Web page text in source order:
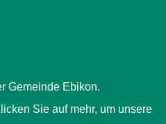
Gemeinde Ebikon.
Sie auf mehr, um unsere